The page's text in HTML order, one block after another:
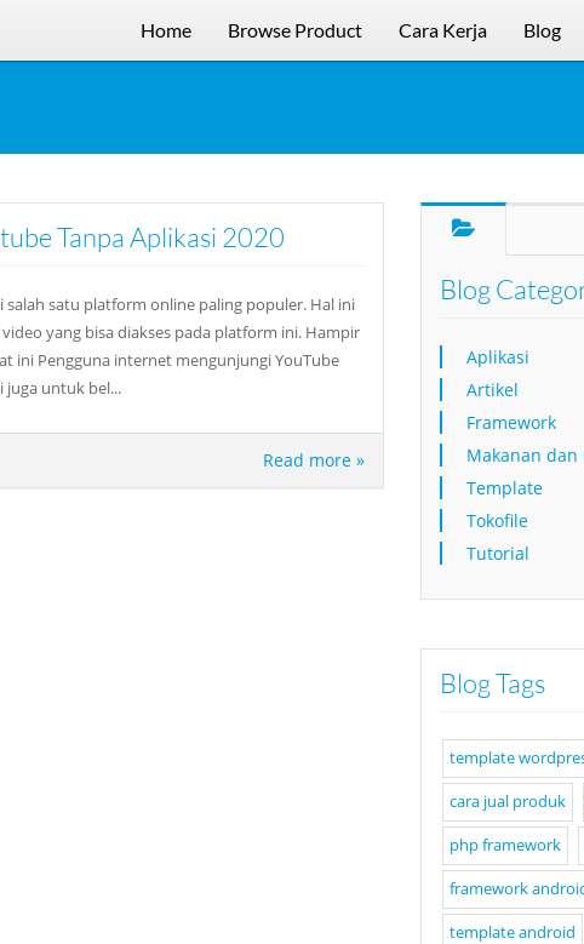
Home Browse Product Cara Kerja Blog
Tanpa Aplikasi 2020
satu platform online paling populer. Hal ini
yang bisa diakses pada platform ini. Hampir
ini Pengguna internet mengunjungi YouTube
untuk bel...
Read more »
Blog
Aplikasi
Artikel
Framework
Makanan
Template
Tokofile
Tutorial
Blog Tags
template
cara jual produk
php framework
framework
template android